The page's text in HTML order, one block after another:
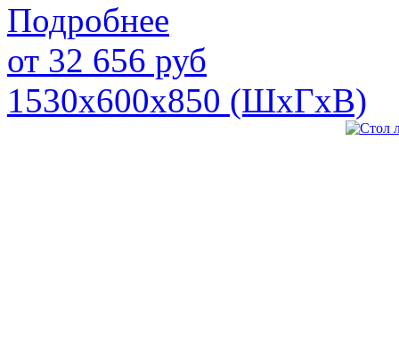
Подробнее
от 32 656 руб
1530х600х850 (ШхГхВ)